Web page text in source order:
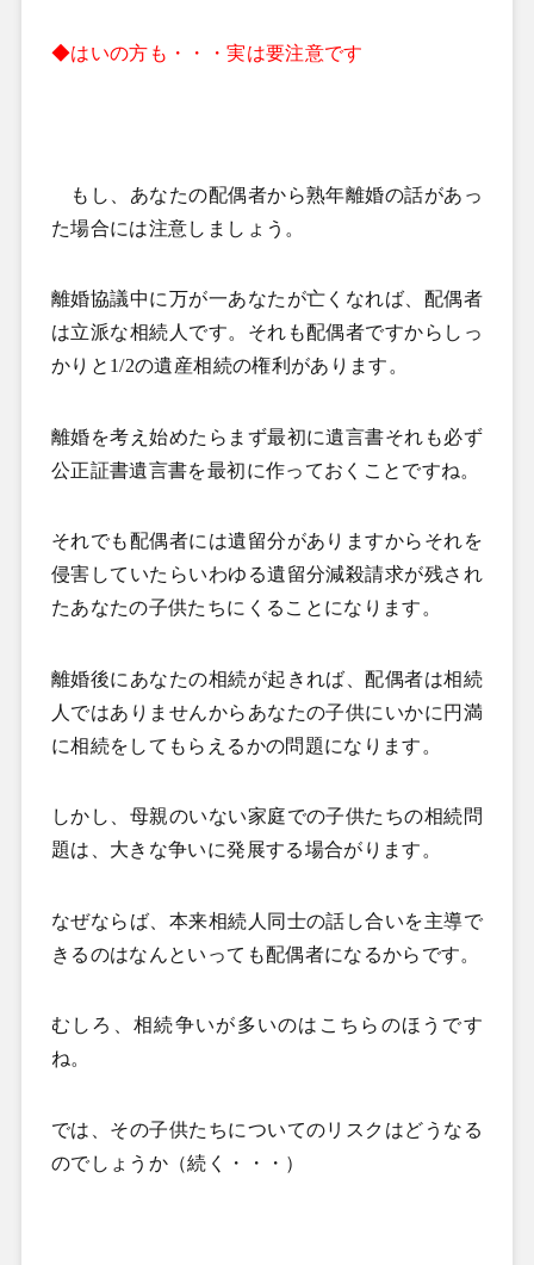
◆はいの方も・・・実は要注意です
もし、あなたの配偶者から熟年離婚の話があっ
た場合には注意しましょう。
離婚協議中に万が一あなたが亡くなれば、配偶者
は立派な相続人です。それも配偶者ですからしっ
かりと1/2の遺産相続の権利があります。
離婚を考え始めたらまず最初に遺言書それも必ず
公正証書遺言書を最初に作っておくことですね。
それでも配偶者には遺留分がありますからそれを
侵害していたらいわゆる遺留分減殺請求が残され
たあなたの子供たちにくることになります。
離婚後にあなたの相続が起きれば、配偶者は相続
人ではありませんからあなたの子供にいかに円満
に相続をしてもらえるかの問題になります。
しかし、母親のいない家庭での子供たちの相続問
題は、大きな争いに発展する場合がります。
なぜならば、本来相続人同士の話し合いを主導で
きるのはなんといっても配偶者になるからです。
むしろ、相続争いが多いのはこちらのほうです
ね。
では、その子供たちについてのリスクはどうなる
のでしょうか（続く・・・）